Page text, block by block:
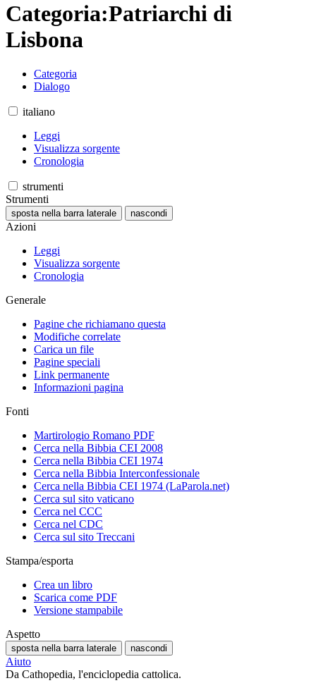
Categoria:Patriarchi di
Lisbona
Categoria
Dialogo
italiano
Leggi
Visualizza sorgente
Cronologia
strumenti
Strumenti
sposta nella barra laterale nascondi
Azioni
Leggi
Visualizza sorgente
Cronologia
Generale
Pagine che richiamano questa
Modifiche correlate
Carica un file
Pagine speciali
Link permanente
Informazioni pagina
Fonti
Martirologio Romano PDF
Cerca nella Bibbia CEI 2008
Cerca nella Bibbia CEI 1974
Cerca nella Bibbia Interconfessionale
Cerca nella Bibbia CEI 1974 (LaParola.net)
Cerca sul sito vaticano
Cerca nel CCC
Cerca nel CDC
Cerca sul sito Treccani
Stampa/esporta
Crea un libro
Scarica come PDF
Versione stampabile
Aspetto
sposta nella barra laterale nascondi
Aiuto
Da Cathopedia, l'enciclopedia cattolica.